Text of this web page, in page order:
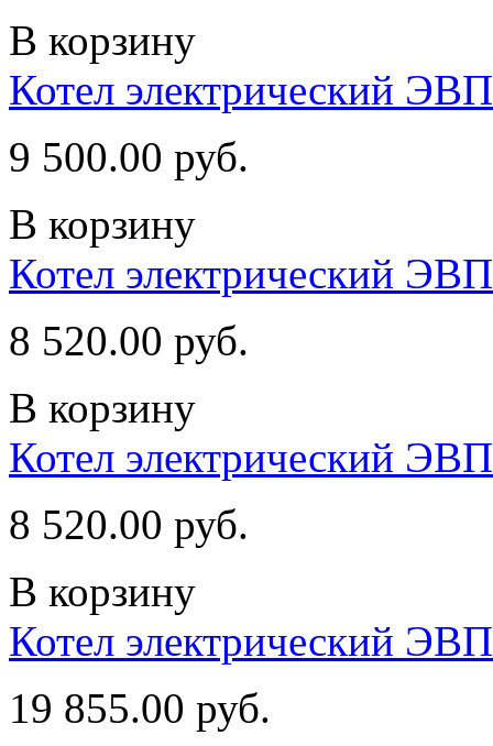
В корзину
Котел электрический
9 500.00 руб.
В корзину
Котел электрический
8 520.00 руб.
В корзину
Котел электрический
8 520.00 руб.
В корзину
Котел электрический
19 855.00 руб.